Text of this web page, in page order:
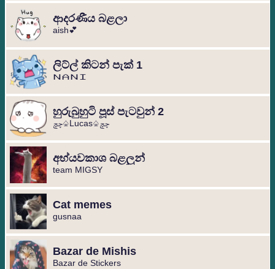
ආදරණීය බළලා
aish💕
ලිට්ල් කිටන් පැක් 1
ＮＡＮＩ
හුරුබුහුටි පූස් පැටවුන් 2
چچ♤Lucas♤چچ
අභ්යවකාශ බළලුන්
team MIGSY
Cat memes
gusnaa
Bazar de Mishis
Bazar de Stickers